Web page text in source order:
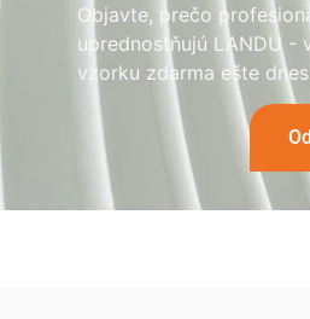
Objavte, prečo
uprednostňujú LANDU -
vzorku zdarma ešte